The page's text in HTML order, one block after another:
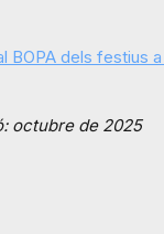
BOPA dels festius
octubre de 2025